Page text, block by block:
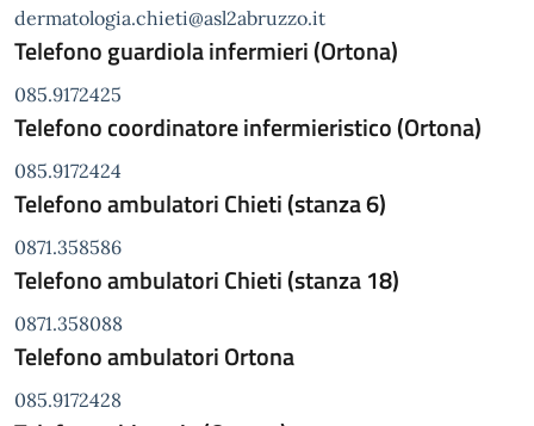
dermatologia.chieti@asl2abruzzo.it
Telefono guardiola infermieri (Ortona)
085.9172425
Telefono coordinatore infermieristico (Ortona)
085.9172424
Telefono ambulatori Chieti (stanza 6)
0871.358586
Telefono ambulatori Chieti (stanza 18)
0871.358088
Telefono ambulatori Ortona
085.9172428